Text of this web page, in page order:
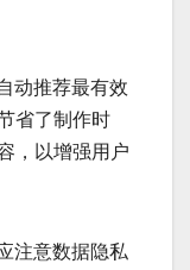
动推荐最有效
省了制作时
，以增强用户
注意数据隐私